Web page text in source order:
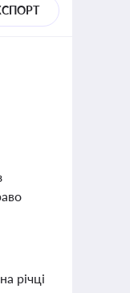
річці